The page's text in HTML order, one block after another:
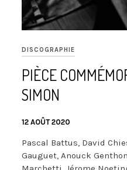
DISCOGRAPHIE
PIÈCE
SIMON
12 AOÛT 2020
Pascal Battus, David
Gauguet, Anouck